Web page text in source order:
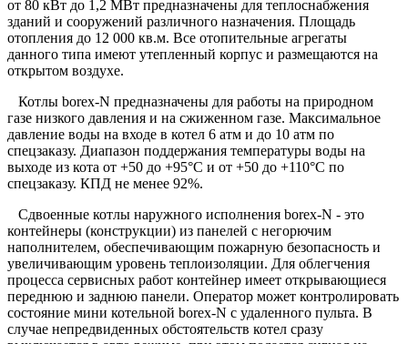
от 80 кВт до 1,2 МВт предназначены для теплоснабжения
зданий и сооружений различного назначения. Площадь
отопления до 12 000 кв.м. Все отопительные агрегаты
данного типа имеют утепленный корпус и размещаются на
открытом воздухе.
Котлы borex-N предназначены для работы на природном
газе низкого давления и на сжиженном газе. Максимальное
давление воды на входе в котел 6 атм и до 10 атм по
спецзаказу. Диапазон поддержания температуры воды на
выходе из кота от +50 до +95°С и от +50 до +110°С по
спецзаказу. КПД не менее 92%.
Сдвоенные котлы наружного исполнения borex-N - это
контейнеры (конструкции) из панелей с негорючим
наполнителем, обеспечивающим пожарную безопасность и
увеличивающим уровень теплоизоляции. Для облегчения
процесса сервисных работ контейнер имеет открывающиеся
переднюю и заднюю панели. Оператор может контролировать
состояние мини котельной borex-N с удаленного пульта. В
случае непредвиденных обстоятельств котел сразу